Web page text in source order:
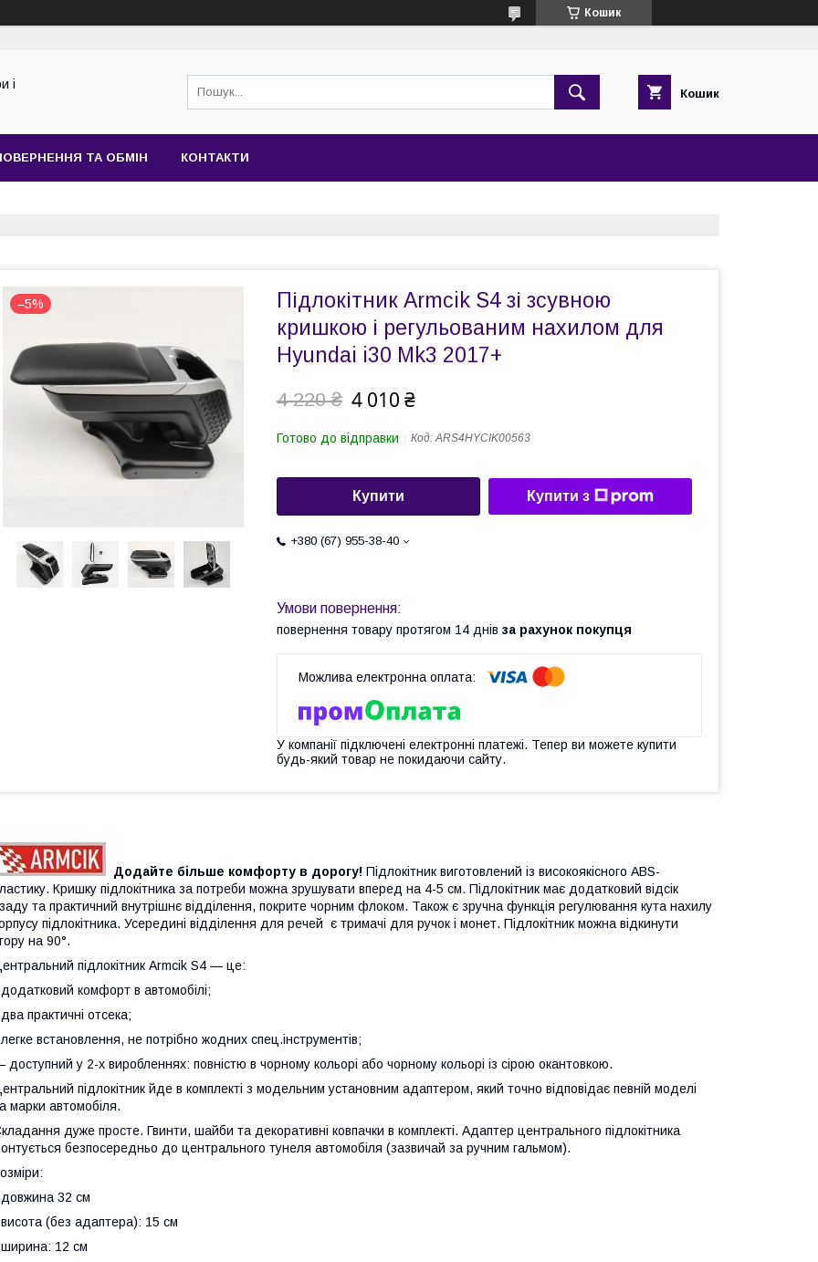
Кошик
і
Кошик
ТА ОБМІН КОНТАКТИ
–5%
Підлокітник Armcik S4 зі зсувною
кришкою і регульованим нахилом для
Hyundai i30 Mk3 2017+
4 220 ₴ 4 010 ₴
Готово до відправки Код:ARS4HYCIK00563
Купити Купити з
+380 (67) 955-38-40
повернення товару протягом 14 днів за рахунок покупця
У компанії підключені електронні платежі. Тепер ви можете купити
будь-який товар не покидаючи сайту.
Додайте більше комфорту в дорогу! Підлокітник виготовлений із високоякісного ABS-
Кришку підлокітника за потреби можна зрушувати вперед на 4-5 см. Підлокітник має додатковий відсік
та практичний внутрішнє відділення, покрите чорним флоком. Також є зручна функція регулювання кута нахилу
підлокітника. Усередині відділення для речей є тримачі для ручок і монет. Підлокітник можна відкинути
на 90°.
підлокітник Armcik S4 — це:
комфорт в автомобілі;
практичні отсека;
встановлення, не потрібно жодних спец.інструментів;
доступний у 2-х виробленнях: повністю в чорному кольорі або чорному кольорі із сірою окантовкою.
підлокітник йде в комплекті з модельним установним адаптером, який точно відповідає певній моделі
марки автомобіля.
дуже просте. Гвинти, шайби та декоративні ковпачки в комплекті. Адаптер центрального підлокітника
безпосередньо до центрального тунеля автомобіля (зазвичай за ручним гальмом).
32 см
(без адаптера): 15 см
12 см